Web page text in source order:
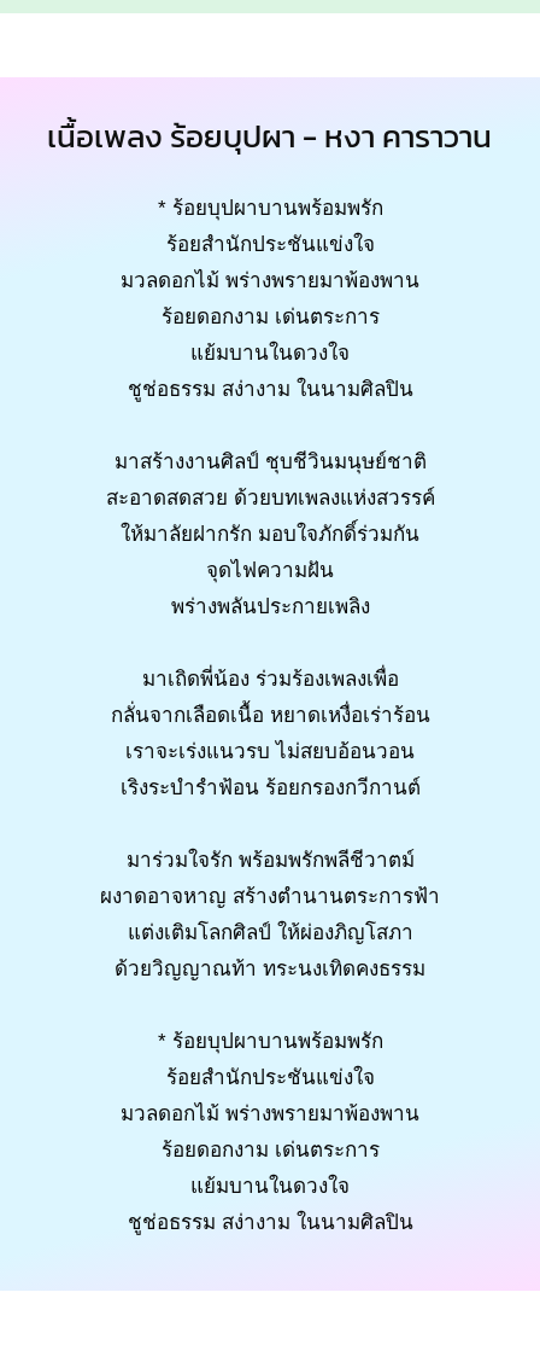
เนื้อเพลง ร้อยบุปผา - หงา คาราวาน
* ร้อยบุปผาบานพร้อมพรัก
ร้อยสำนักประชันแข่งใจ
มวลดอกไม้ พร่างพรายมาพ้องพาน
ร้อยดอกงาม เด่นตระการ
แย้มบานในดวงใจ
ชูช่อธรรม สง่างาม ในนามศิลปิน
มาสร้างงานศิลป์ ชุบชีวินมนุษย์ชาติ
สะอาดสดสวย ด้วยบทเพลงแห่งสวรรค์
ให้มาลัยฝากรัก มอบใจภักดิ์ร่วมกัน
จุดไฟความฝัน
พร่างพลันประกายเพลิง
มาเถิดพี่น้อง ร่วมร้องเพลงเพื่อ
กลั่นจากเลือดเนื้อ หยาดเหงื่อเร่าร้อน
เราจะเร่งแนวรบ ไม่สยบอ้อนวอน
เริงระบำรำฟ้อน ร้อยกรองกวีกานต์
มาร่วมใจรัก พร้อมพรักพลีชีวาตม์
ผงาดอาจหาญ สร้างตำนานตระการฟ้า
แต่งเติมโลกศิลป์ ให้ผ่องภิญโสภา
ด้วยวิญญาณท้า ทระนงเทิดคงธรรม
* ร้อยบุปผาบานพร้อมพรัก
ร้อยสำนักประชันแข่งใจ
มวลดอกไม้ พร่างพรายมาพ้องพาน
ร้อยดอกงาม เด่นตระการ
แย้มบานในดวงใจ
ชูช่อธรรม สง่างาม ในนามศิลปิน